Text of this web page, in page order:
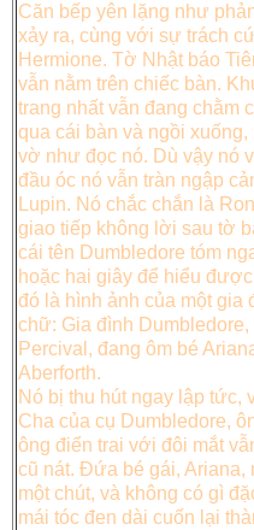
Căn bếp yên lặng như
xảy ra, cùng với sự trách
Hermione. Tờ Nhật báo
vẫn nằm trên chiếc bàn.
trang nhất vẫn đang chằm
qua cái bàn và ngồi
vờ như đọc nó. Dù vậy nó
đầu óc nó vẫn tràn ngập
Lupin. Nó chắc chắn là
giao tiếp không lời sau tờ
cái tên Dumbledore tóm
hoặc hai giây để hiểu
đó là hình ảnh của một
chữ: Gia đình
Percival, đang ôm bé
Aberforth.
Nó bị thu hút ngay lập tức,
Cha của cụ Dumbledore,
ông điển trai với đôi mắt
cũ nát. Đứa bé gái,
một chút, và không có gì
mái tóc đen dài cuốn lại